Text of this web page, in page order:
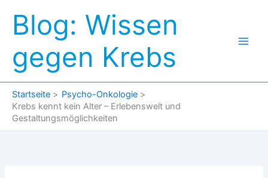
Inhalt
springen
Blog: Wissen
gegen Krebs
Startseite
Psycho-Onkologie
Krebs kennt kein Alter – Erlebenswelt und
Gestaltungsmöglichkeiten